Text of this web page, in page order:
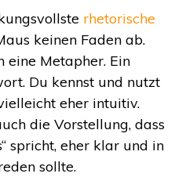
rhetorische
keinen Faden ab.
eine Metapher. Ein
Du kennst und nutzt
eher intuitiv.
die Vorstellung, dass
spricht, eher klar und in
sollte.